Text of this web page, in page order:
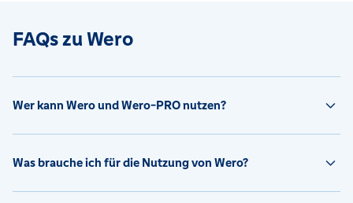
FAQs zu Wero
Wer kann Wero und Wero-PRO nutzen?
Was brauche ich für die Nutzung von Wero?